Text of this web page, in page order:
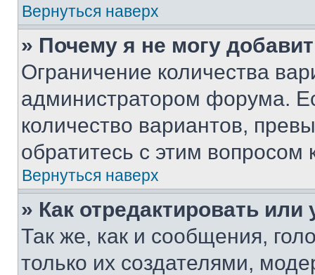
Вернуться наверх
» Почему я не могу
Ограничение количества
администратором форума.
количество вариантов,
обратитесь с этим вопросом
Вернуться наверх
» Как отредактировать
Так же, как и сообщения,
только их создателями,